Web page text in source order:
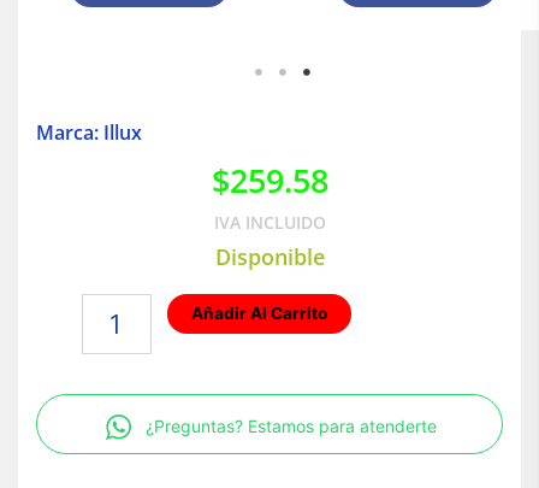
Marca: Illux
$259.58
IVA INCLUIDO
Disponible
tipo
Plafón
8W
Añadir Al Carrito
¿Preguntas? Estamos para atenderte